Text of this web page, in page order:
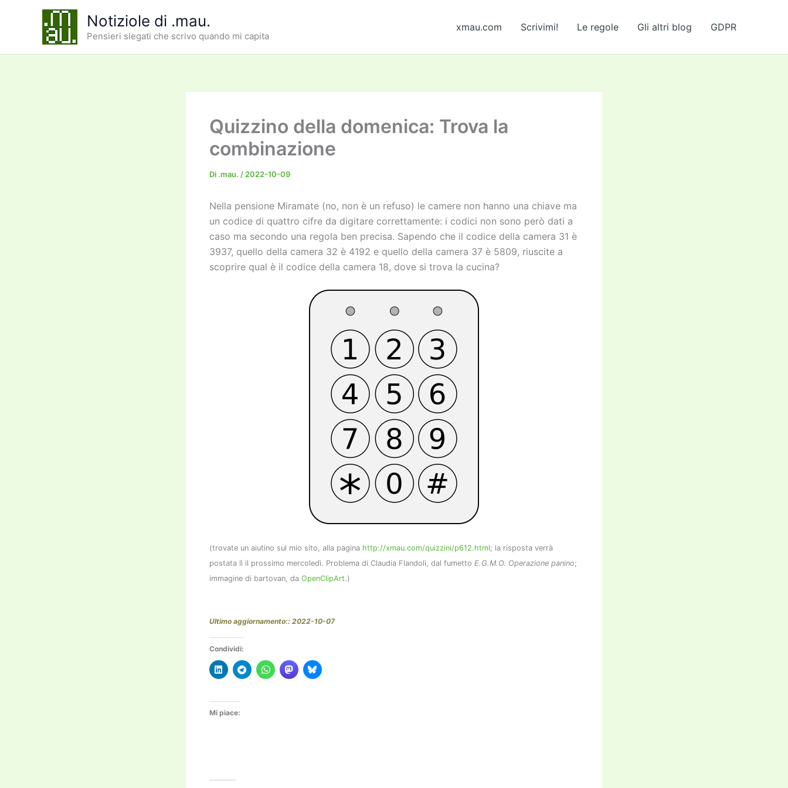
Notiziole di .mau.
Pensieri slegati che scrivo quando mi capita
xmau.com Scrivimi! Le regole Gli altri blog GDPR
Quizzino della domenica: Trova la
combinazione
Di .mau. / 2022-10-09
Nella pensione Miramate (no, non è un refuso) le camere non hanno una chiave ma
un codice di quattro cifre da digitare correttamente: i codici non sono però dati a
caso ma secondo una regola ben precisa. Sapendo che il codice della camera 31 è
3937, quello della camera 32 è 4192 e quello della camera 37 è 5809, riuscite a
scoprire qual è il codice della camera 18, dove si trova la cucina?
(trovate un aiutino sul mio sito, alla pagina http://xmau.com/quizzini/p612.html; la risposta verrà
postata lì il prossimo mercoledì. Problema di Claudia Flandoli, dal fumetto E.G.M.O. Operazione panino;
immagine di bartovan, da OpenClipArt.)
Ultimo aggiornamento:: 2022-10-07
Condividi:
Mi piace: